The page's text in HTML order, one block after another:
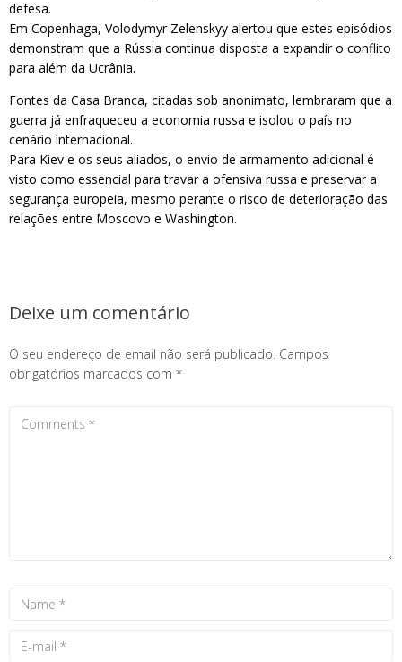
defesa.
Em Copenhaga, Volodymyr Zelenskyy alertou que estes episódios
demonstram que a Rússia continua disposta a expandir o conflito
para além da Ucrânia.
Fontes da Casa Branca, citadas sob anonimato, lembraram que a
guerra já enfraqueceu a economia russa e isolou o país no
cenário internacional.
Para Kiev e os seus aliados, o envio de armamento adicional é
visto como essencial para travar a ofensiva russa e preservar a
segurança europeia, mesmo perante o risco de deterioração das
relações entre Moscovo e Washington.
Deixe um comentário
O seu endereço de email não será publicado. Campos
obrigatórios marcados com *